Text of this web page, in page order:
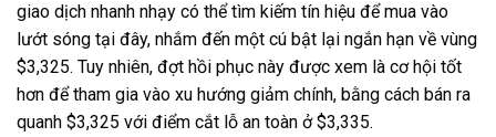
giao dịch nhanh nhạy có thể tìm kiếm tín hiệu để mua vào
lướt sóng tại đây, nhắm đến một cú bật lại ngắn hạn về vùng
$3,325. Tuy nhiên, đợt hồi phục này được xem là cơ hội tốt
hơn để tham gia vào xu hướng giảm chính, bằng cách bán ra
quanh $3,325 với điểm cắt lỗ an toàn ở $3,335.